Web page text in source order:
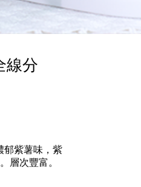
線分
郁紫薯味，紫
層次豐富。